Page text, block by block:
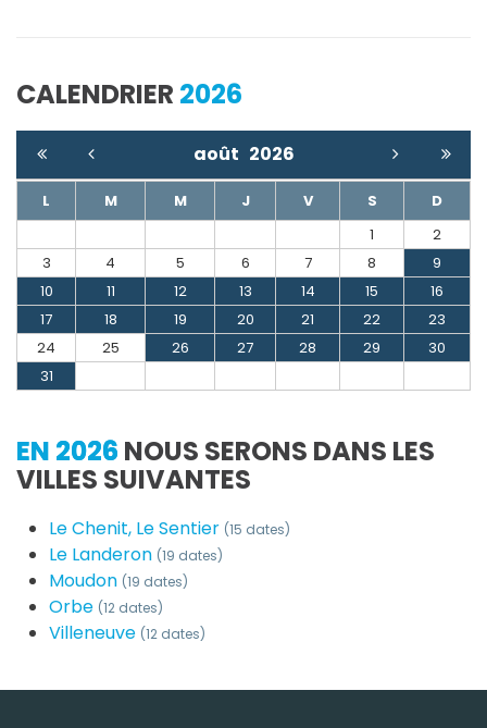
CALENDRIER 2026
août 2026
L M M J V S
D
1
2
3
4 5 6 7 8
9
10
11 12 13 14 15
16
17
18 19 20 21 22
23
24
25 26 27 28 29
30
31
EN 2026 NOUS SERONS DANS LES
VILLES SUIVANTES
Le Chenit, Le Sentier (15 dates)
Le Landeron (19 dates)
Moudon (19 dates)
Orbe (12 dates)
Villeneuve (12 dates)